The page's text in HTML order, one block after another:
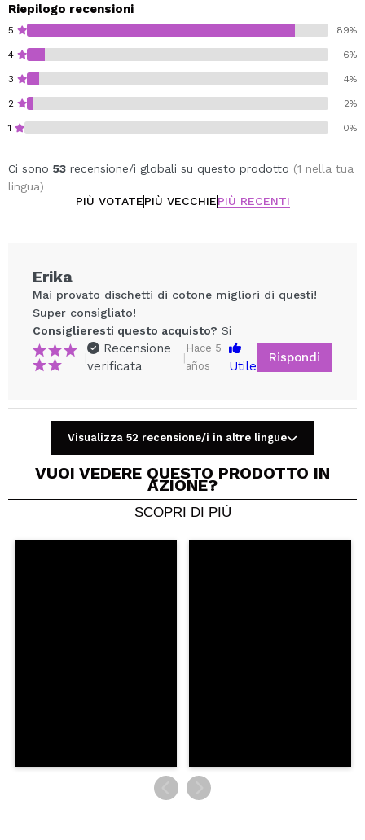
Riepilogo recensioni
5 89%
4 6%
3 4%
2 2%
1 0%
Ci sono 53 recensione/i globali su questo prodotto (1 nella tua
lingua)
PIÙ VOTATEPIÙ VECCHIEPIÙ RECENTI
Consiglieresti questo acquisto? Si No
5/5
Erika
Mai provato dischetti di cotone migliori di questi!
Super consigliato!
Consiglieresti questo acquisto? Si
|
Recensione
verificata
|
Hace 5
años
Utile
Rispondi
Visualizza 52 recensione/i in altre lingue
VUOI VEDERE QUESTO PRODOTTO IN
AZIONE?
SCOPRI DI PIÙ